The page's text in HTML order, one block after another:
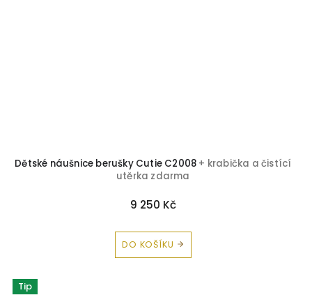
Dětské náušnice berušky Cutie C2008 + krabička a čistící
utěrka zdarma
9 250 Kč
DO KOŠÍKU
Tip